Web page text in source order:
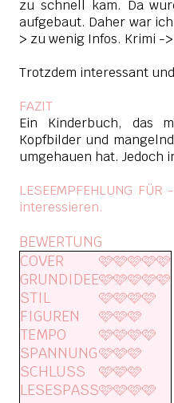
zu schnell kam. Da
aufgebaut. Daher war
> zu wenig Infos. Krimi -
Trotzdem interessant
FAZIT
Ein Kinderbuch, das
Kopfbilder und
umgehauen hat. Jedoch
LESEEMPFEHLUNG
interessieren.
BEWERTUNG
COVER
🩷🩷🩷🩷🩷
GRUNDIDEE🩷🩷🩷🩷🩷
STIL
🩷🩷🩷🩷
FIGUREN
🩷🩷🩷
TEMPO
🩷🩷🩷🩷
SPANNUNG🩷🩷🩷
SCHLUSS
🩷🩷🩷
LESESPASS🩷🩷🩷🩷